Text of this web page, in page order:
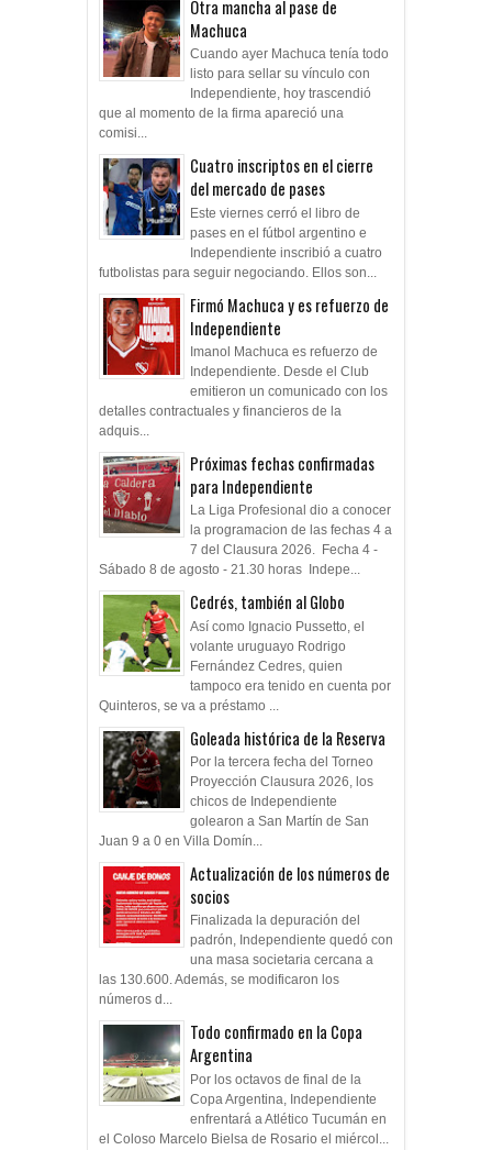
Otra mancha al pase de
Machuca
Cuando ayer Machuca tenía todo
listo para sellar su vínculo con
Independiente, hoy trascendió
que al momento de la firma apareció una
comisi...
Cuatro inscriptos en el cierre
del mercado de pases
Este viernes cerró el libro de
pases en el fútbol argentino e
Independiente inscribió a cuatro
futbolistas para seguir negociando. Ellos son...
Firmó Machuca y es refuerzo de
Independiente
Imanol Machuca es refuerzo de
Independiente. Desde el Club
emitieron un comunicado con los
detalles contractuales y financieros de la
adquis...
Próximas fechas confirmadas
para Independiente
La Liga Profesional dio a conocer
la programacion de las fechas 4 a
7 del Clausura 2026. Fecha 4 -
Sábado 8 de agosto - 21.30 horas Indepe...
Cedrés, también al Globo
Así como Ignacio Pussetto, el
volante uruguayo Rodrigo
Fernández Cedres, quien
tampoco era tenido en cuenta por
Quinteros, se va a préstamo ...
Goleada histórica de la Reserva
Por la tercera fecha del Torneo
Proyección Clausura 2026, los
chicos de Independiente
golearon a San Martín de San
Juan 9 a 0 en Villa Domín...
Actualización de los números de
socios
Finalizada la depuración del
padrón, Independiente quedó con
una masa societaria cercana a
las 130.600. Además, se modificaron los
números d...
Todo confirmado en la Copa
Argentina
Por los octavos de final de la
Copa Argentina, Independiente
enfrentará a Atlético Tucumán en
el Coloso Marcelo Bielsa de Rosario el miércol...